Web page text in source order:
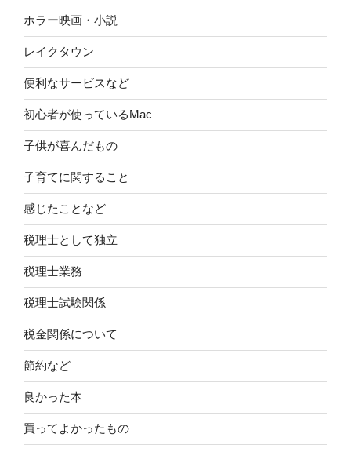
ホラー映画・小説
レイクタウン
便利なサービスなど
初心者が使っているMac
子供が喜んだもの
子育てに関すること
感じたことなど
税理士として独立
税理士業務
税理士試験関係
税金関係について
節約など
良かった本
買ってよかったもの